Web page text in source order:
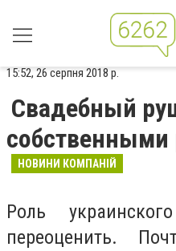
15:52, 26 серпня 2018 р.
Свадебный
собственными
НОВИНИ КОМПАНІЙ
Роль
переоценить.